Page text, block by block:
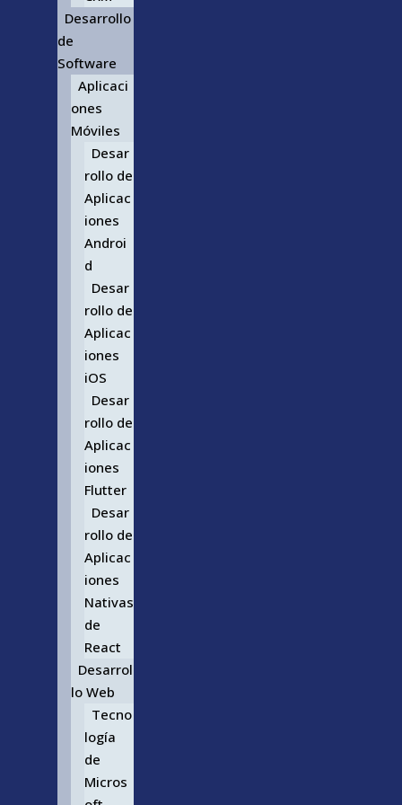
Desarrollo
de
Software
Aplicaci
ones
Móviles
Desar
rollo de
Aplicac
iones
Androi
d
Desar
rollo de
Aplicac
iones
iOS
Desar
rollo de
Aplicac
iones
Flutter
Desar
rollo de
Aplicac
iones
Nativas
de
React
Desarrol
lo Web
Tecno
logía
de
Micros